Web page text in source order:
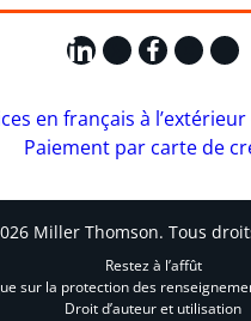
LinkedIn
X Facebook
en français à
Paiement par carte de
Miller Thomson. Tous
Restez à l’affût
sur la protection des
Droit d’auteur et utilisation